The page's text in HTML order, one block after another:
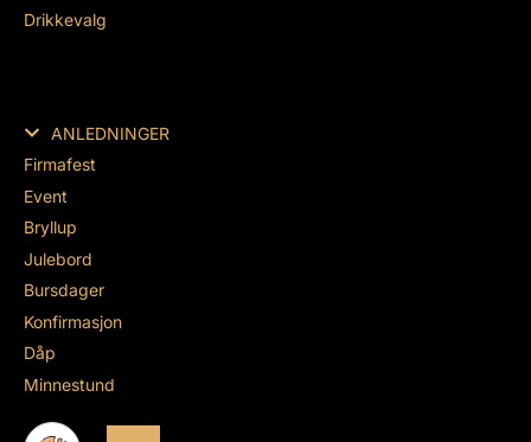
Drikkevalg
ANLEDNINGER
Firmafest
Event
Bryllup
Julebord
Bursdager
Konfirmasjon
Dåp
Minnestund